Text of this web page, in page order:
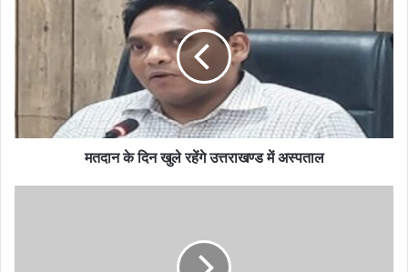
a
d
मतदान के दिन खुले रहेंगे उत्तराखण्ड में अस्पताल